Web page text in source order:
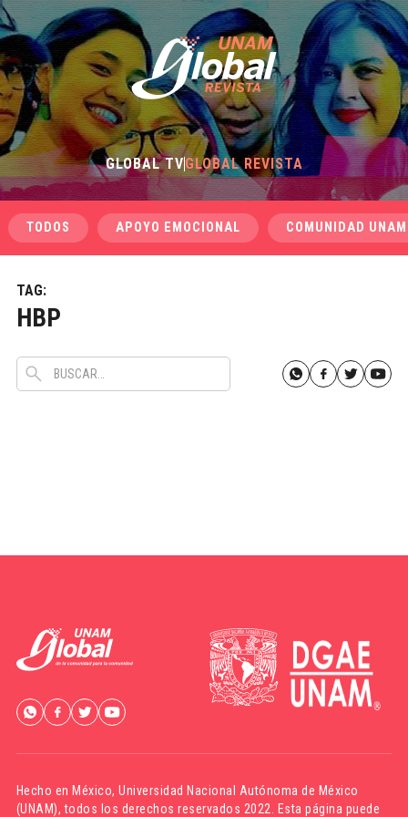
GLOBAL TVGLOBAL REVISTA
TODOS APOYO EMOCIONAL COMUNIDAD UNAM
TAG:
HBP
Hecho en México,Universidad Nacional Autónoma de México
(UNAM), todos los derechos reservados 2022. Esta página puede